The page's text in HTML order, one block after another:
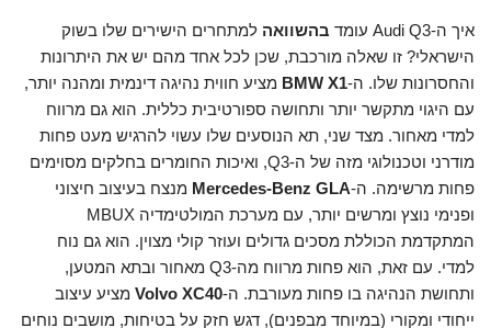
איך ה-Audi Q3 עומד בהשוואה למתחרים הישירים שלו בשוק
הישראלי? זו שאלה מורכבת, שכן לכל אחד מהם יש את היתרונות
והחסרונות שלו. ה-BMW X1 מציע חווית נהיגה דינמית ומהנה יותר,
עם היגוי מתקשר יותר ותחושה ספורטיבית כללית. הוא גם מרווח
למדי מאחור. מצד שני, תא הנוסעים שלו עשוי להרגיש מעט פחות
מודרני וטכנולוגי מזה של ה-Q3, ואיכות החומרים בחלקים מסוימים
פחות מרשימה. ה-Mercedes-Benz GLA מנצח בעיצוב חיצוני
ופנימי נוצץ ומרשים יותר, עם מערכת המולטימדיה MBUX
המתקדמת הכוללת מסכים גדולים ועוזר קולי מצוין. הוא גם נוח
למדי. עם זאת, הוא פחות מרווח מה-Q3 מאחור ובתא המטען,
ותחושת הנהיגה בו פחות מעורבת. ה-Volvo XC40 מציע עיצוב
ייחודי ומקורי (במיוחד מבפנים), דגש חזק על בטיחות, מושבים נוחים